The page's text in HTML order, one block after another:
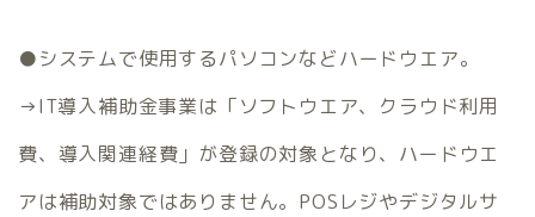
●システムで使用するパソコンなどハードウエア。
→IT導入補助金事業は「ソフトウエア、クラウド利用
費、導入関連経費」が登録の対象となり、ハードウエ
アは補助対象ではありません。POSレジやデジタルサ